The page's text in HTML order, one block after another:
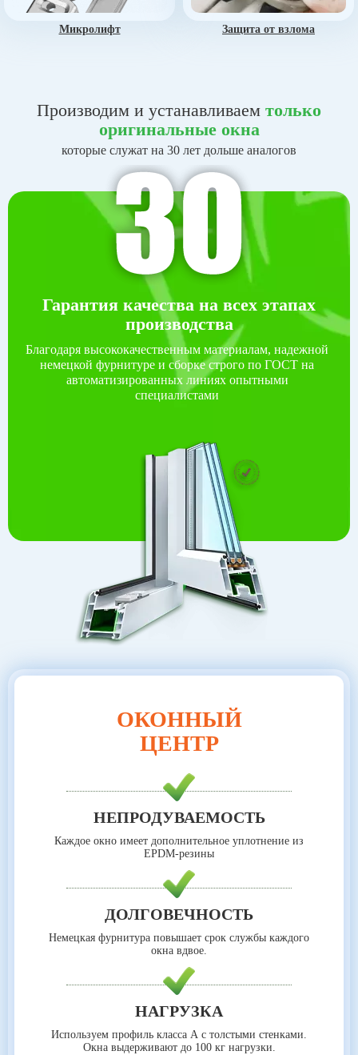
Микролифт Защита от взлома
Производим и устанавливаем только
оригинальные окна
которые служат на 30 лет дольше аналогов
Гарантия качества на всех этапах
производства
Благодаря высококачественным материалам, надежной
немецкой фурнитуре и сборке строго по ГОСТ на
автоматизированных линиях опытными
специалистами
ОКОННЫЙ
ЦЕНТР
НЕПРОДУВАЕМОСТЬ
Каждое окно имеет дополнительное уплотнение из
EPDM-резины
ДОЛГОВЕЧНОСТЬ
Немецкая фурнитура повышает срок службы каждого
окна вдвое.
НАГРУЗКА
Используем профиль класса А с толстыми стенками.
Окна выдерживают до 100 кг нагрузки.